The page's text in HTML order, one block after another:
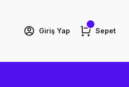
Giriş Yap Sepet